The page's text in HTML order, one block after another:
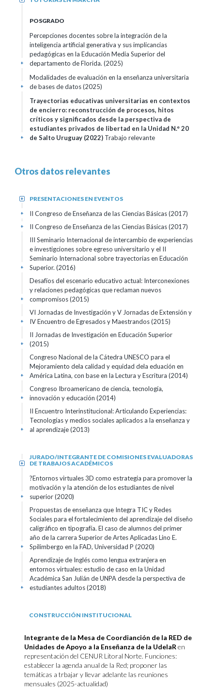
POSGRADO
Percepciones docentes sobre la integración de la
inteligencia artificial generativa y sus implicancias
pedagógicas en la Educación Media Superior del
departamento de Florida. (2025)
+
Modalidades de evaluación en la enseñanza universitaria
de bases de datos(2025)
+
Trayectorias educativas universitarias en contextos
de encierro: reconstrucción de procesos, hitos
críticos y significados desde la perspectiva de
estudiantes privados de libertad en la Unidad N.° 20
de Salto Uruguay (2022) Trabajo relevante
+
Otros datos relevantes
PRESENTACIONES EN EVENTOS
+
II Congreso de Enseñanza de las Ciencias Básicas(2017)
+
II Congreso de Enseñanza de las Ciencias Básicas(2017)
+
III Seminario Internacional de intercambio de experiencias
e investigciones sobre egreso universitario y el II
Seminario Internacional sobre trayectorias en Educación
Superior. (2016)
+
Desafíos del escenario educativo actual: Interconexiones
y relaciones pedagógicas que reclaman nuevos
compromisos(2015)
+
VI Jornadas de Investigación y V Jornadas de Extensión y
IV Encuentro de Egresados y Maestrandos(2015)
+
II Jornadas de Investigación en Educación Superior
(2015)
+
Congreso Nacional de la Cátedra UNESCO para el
Mejoramiento dela calidad y equidad dela eduación en
América Latina, con base en la Lectura y Escritura (2014)
+
Congreso Ibroamericano de ciencia, tecnología,
innovación y educación (2014)
+
II Encuentro Interinstitucional: Articulando Experiencias:
Tecnologías y medios sociales aplicados a la enseñanza y
al aprendizaje(2013)
+
JURADO/INTEGRANTE DE COMISIONES EVALUADORAS
DE TRABAJOS ACADÉMICOS
+
?Entornos virtuales 3D como estrategia para promover la
motivación y la atención de los estudiantes de nivel
superior(2020)
+
Propuestas de enseñanza que Integra TIC y Redes
Sociales para el fortalecimiento del aprendizaje del diseño
caligráfico en tipografía. El caso de alumnos del primer
año de la carrera Superior de Artes Aplicadas Lino E.
Spilimbergo en la FAD, Universidad P (2020)
+
Aprendizaje de Inglés como lengua extranjera en
entornos virtuales: estudio de caso en la Unidad
Académica San Julián de UNPA desde la perspectiva de
estudiantes adultos(2018)
+
CONSTRUCCIÓN INSTITUCIONAL
Integrante de la Mesa de Coordianción de la RED de
Unidades de Apoyo a la Enseñanza de la UdelaR en
representación del CENUR Litoral Norte. Funciones:
establecer la agenda anual de la Red; proponer las
temáticas a trbajar y llevar adelante las reuniones
mensuales (2025-actualidad)